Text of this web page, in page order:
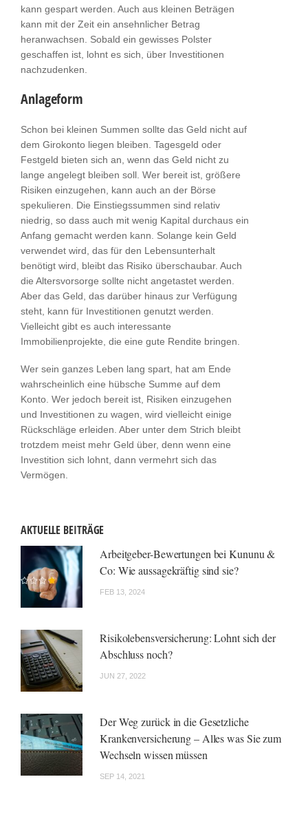
kann gespart werden. Auch aus kleinen Beträgen
kann mit der Zeit ein ansehnlicher Betrag
heranwachsen. Sobald ein gewisses Polster
geschaffen ist, lohnt es sich, über Investitionen
nachzudenken.
Anlageform
Schon bei kleinen Summen sollte das Geld nicht auf
dem Girokonto liegen bleiben. Tagesgeld oder
Festgeld bieten sich an, wenn das Geld nicht zu
lange angelegt bleiben soll. Wer bereit ist, größere
Risiken einzugehen, kann auch an der Börse
spekulieren. Die Einstiegssummen sind relativ
niedrig, so dass auch mit wenig Kapital durchaus ein
Anfang gemacht werden kann. Solange kein Geld
verwendet wird, das für den Lebensunterhalt
benötigt wird, bleibt das Risiko überschaubar. Auch
die Altersvorsorge sollte nicht angetastet werden.
Aber das Geld, das darüber hinaus zur Verfügung
steht, kann für Investitionen genutzt werden.
Vielleicht gibt es auch interessante
Immobilienprojekte, die eine gute Rendite bringen.
Wer sein ganzes Leben lang spart, hat am Ende
wahrscheinlich eine hübsche Summe auf dem
Konto. Wer jedoch bereit ist, Risiken einzugehen
und Investitionen zu wagen, wird vielleicht einige
Rückschläge erleiden. Aber unter dem Strich bleibt
trotzdem meist mehr Geld über, denn wenn eine
Investition sich lohnt, dann vermehrt sich das
Vermögen.
AKTUELLE BEITRÄGE
Arbeitgeber-Bewertungen bei Kununu &
Co: Wie aussagekräftig sind sie?
FEB 13, 2024
Risikolebensversicherung: Lohnt sich der
Abschluss noch?
JUN 27, 2022
Der Weg zurück in die Gesetzliche
Krankenversicherung – Alles was Sie zum
Wechseln wissen müssen
SEP 14, 2021